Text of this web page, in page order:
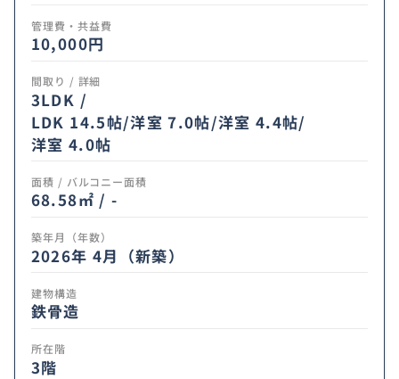
管理費・共益費
10,000円
間取り / 詳細
3LDK /
LDK 14.5帖/洋室 7.0帖/洋室 4.4帖/
洋室 4.0帖
面積 / バルコニー面積
68.58㎡ / -
築年月（年数）
2026年 4月（新築）
建物構造
鉄骨造
所在階
3階